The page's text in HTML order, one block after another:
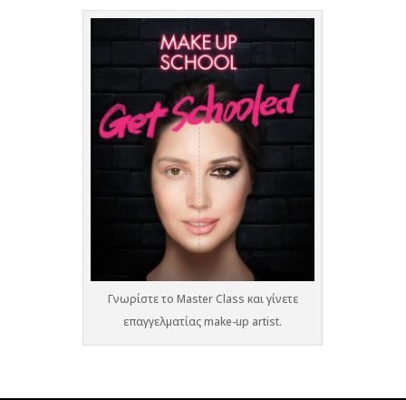
Γνωρίστε το Master Class και γίνετε
επαγγελματίας make-up artist.